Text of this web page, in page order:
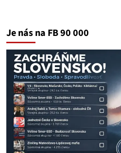
Je nás na FB 90 000